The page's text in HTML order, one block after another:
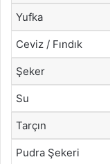
Yufka
Ceviz / Fındık
Şeker
Su
Tarçın
Pudra Şekeri